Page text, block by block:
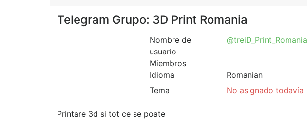
Telegram Grupo: 3D Print Romania
Nombre de
usuario
@treiD_Print_Romania
Miembros
Idioma
Romanian
Tema
No asignado todavía
Printare 3d si tot ce se poate